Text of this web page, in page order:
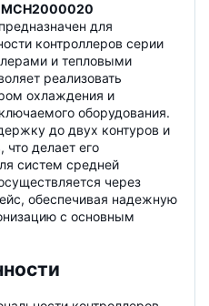
MCH2000020
предназначен для
контроллеров серии
и тепловыми
реализовать
охлаждения и
оборудования.
до двух контуров и
делает его
систем средней
через
обеспечивая надежную
с основным